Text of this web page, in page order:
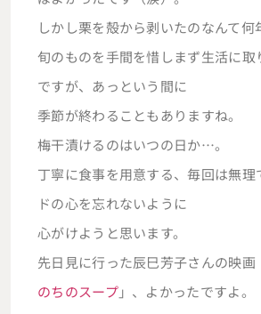
しかし栗を殻から剥いたのなんて何
旬のものを手間を惜しまず生活に取
ですが、あっという間に
季節が終わることもありますね。
梅干漬けるのはいつの日か…。
丁寧に食事を用意する、毎回は無理
ドの心を忘れないように
心がけようと思います。
先日見に行った辰巳芳子さんの映画
のちのスープ」、よかったですよ。